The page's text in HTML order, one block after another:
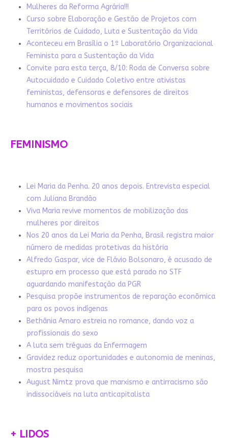
Mulheres da Reforma Agrária!!!
Curso sobre Elaboração e Gestão de Projetos com
Territórios de Cuidado, Luta e Sustentação da Vida
Aconteceu em Brasília o 1º Laboratório Organizacional
Feminista para a Sustentação da Vida
Convite para esta terça, 8/10: Roda de Conversa sobre
Autocuidado e Cuidado Coletivo entre ativistas
feministas, defensoras e defensores de direitos
humanos e movimentos sociais
FEMINISMO
Lei Maria da Penha. 20 anos depois. Entrevista especial
com Juliana Brandão
Viva Maria revive momentos de mobilização das
mulheres por direitos
Nos 20 anos da Lei Maria da Penha, Brasil registra maior
número de medidas protetivas da história
Alfredo Gaspar, vice de Flávio Bolsonaro, é acusado de
estupro em processo que está parado no STF
aguardando manifestação da PGR
Pesquisa propõe instrumentos de reparação econômica
para os povos indígenas
Bethânia Amaro estreia no romance, dando voz a
profissionais do sexo
A luta sem tréguas da Enfermagem
Gravidez reduz oportunidades e autonomia de meninas,
mostra pesquisa
August Nimtz prova que marxismo e antirracismo são
indissociáveis na luta anticapitalista
+ LIDOS